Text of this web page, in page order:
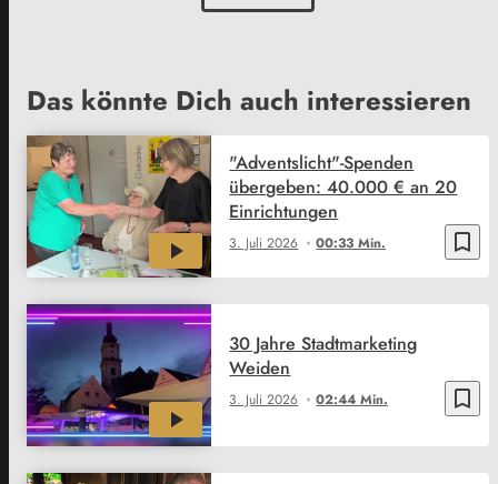
Das könnte Dich auch interessieren
bookmark_border
3. Juli 2026 00:33 Min.
"Adventslicht"-Spenden
übergeben: 40.000 € an 20
Einrichtungen
bookmark_border
3. Juli 2026 02:44 Min.
30 Jahre Stadtmarketing
Weiden